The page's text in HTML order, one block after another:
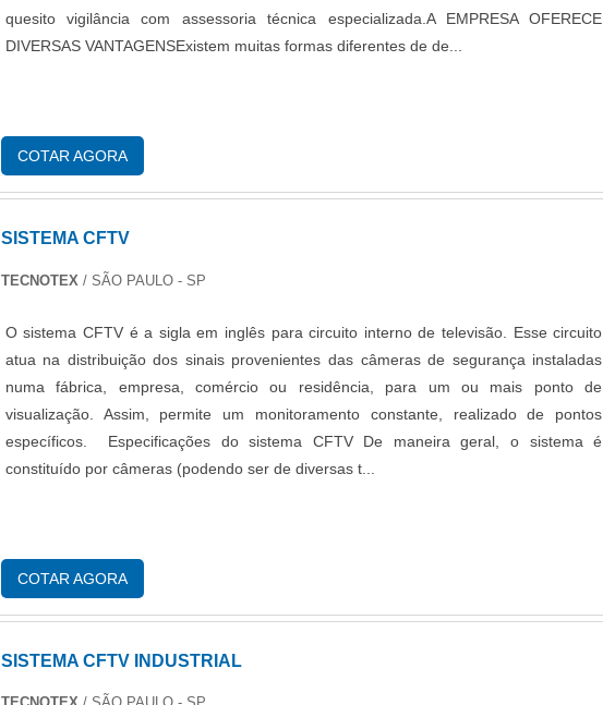
quesito vigilância com assessoria técnica especializada.A EMPRESA OFERECE
DIVERSAS VANTAGENSExistem muitas formas diferentes de de...
COTAR AGORA
SISTEMA CFTV
TECNOTEX / SÃO PAULO - SP
O sistema CFTV é a sigla em inglês para circuito interno de televisão. Esse circuito
atua na distribuição dos sinais provenientes das câmeras de segurança instaladas
numa fábrica, empresa, comércio ou residência, para um ou mais ponto de
visualização. Assim, permite um monitoramento constante, realizado de pontos
específicos. Especificações do sistema CFTV De maneira geral, o sistema é
constituído por câmeras (podendo ser de diversas t...
COTAR AGORA
SISTEMA CFTV INDUSTRIAL